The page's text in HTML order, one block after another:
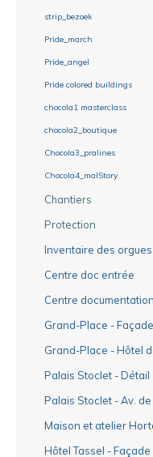
strip_bezoek
Pride_march
Pride_angel
Pride colored buildings
chocola1 masterclass
chocola2_boutique
Chocola3_pralines
Chocola4_malStory
Chantiers
Protection
Inventaire des orgues
Centre doc entrée
Centre
Grand-Place -
Grand-Place - Hôtel
Palais Stoclet - Détail
Palais Stoclet - Av.
Maison et atelier
Hôtel Tassel - Façade